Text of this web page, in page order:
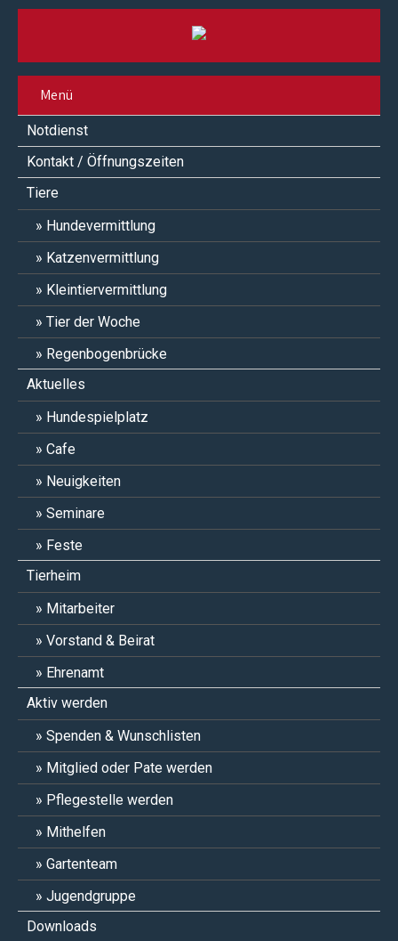
Menü
Notdienst
Kontakt / Öffnungszeiten
Tiere
Hundevermittlung
Katzenvermittlung
Kleintiervermittlung
Tier der Woche
Regenbogenbrücke
Aktuelles
Hundespielplatz
Cafe
Neuigkeiten
Seminare
Feste
Tierheim
Mitarbeiter
Vorstand & Beirat
Ehrenamt
Aktiv werden
Spenden & Wunschlisten
Mitglied oder Pate werden
Pflegestelle werden
Mithelfen
Gartenteam
Jugendgruppe
Downloads